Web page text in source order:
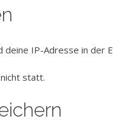
IP-Adresse in der
statt.